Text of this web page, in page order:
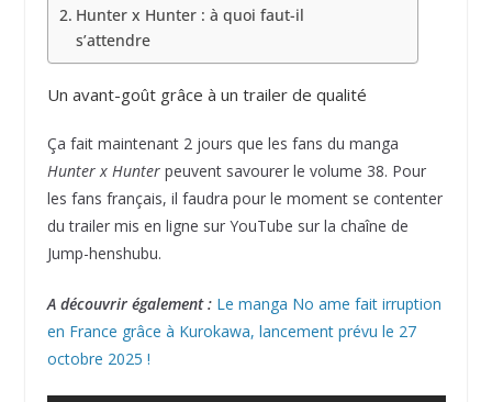
Hunter x Hunter : à quoi faut-il
s’attendre
Un avant-goût grâce à un trailer de qualité
Ça fait maintenant 2 jours que les fans du manga
Hunter x Hunterpeuvent savourer le volume 38. Pour
les fans français, il faudra pour le moment se contenter
du trailer mis en ligne sur YouTube sur la chaîne de
Jump-henshubu.
A découvrir également : Le manga No ame fait irruption
en France grâce à Kurokawa, lancement prévu le 27
octobre 2025 !